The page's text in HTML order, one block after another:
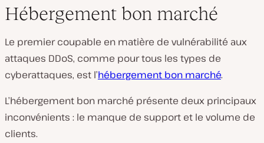
Hébergement bon marché
Le premier coupable en matière de vulnérabilité aux
attaques DDoS, comme pour tous les types de
cyberattaques, est l’hébergement bon marché.
L’hébergement bon marché présente deux principaux
inconvénients : le manque de support et le volume de
clients.